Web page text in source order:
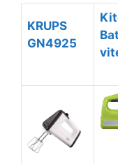
KRUPS
GN4925